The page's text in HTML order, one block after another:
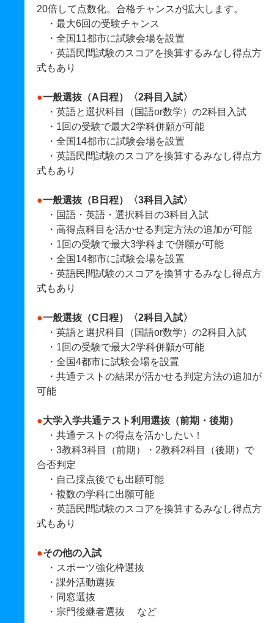
20倍して点数化。合格チャンスが拡大します。
・最大6回の受験チャンス
・全国11都市に試験会場を設置
・英語民間試験のスコアを換算するみなし得点方
式もあり
●一般選抜（A日程）〈2科目入試〉
・英語と選択科目（国語or数学）の2科目入試
・1回の受験で最大2学科併願が可能
・全国14都市に試験会場を設置
・英語民間試験のスコアを換算するみなし得点方
式もあり
●一般選抜（B日程）〈3科目入試〉
・国語・英語・選択科目の3科目入試
・高得点科目を活かせる判定方法の追加が可能
・1回の受験で最大3学科まで併願が可能
・全国14都市に試験会場を設置
・英語民間試験のスコアを換算するみなし得点方
式もあり
●一般選抜（C日程）〈2科目入試〉
・英語と選択科目（国語or数学）の2科目入試
・1回の受験で最大2学科併願が可能
・全国4都市に試験会場を設置
・共通テストの結果が活かせる判定方法の追加が
可能
●大学入学共通テスト利用選抜（前期・後期）
・共通テストの得点を活かしたい！
・3教科3科目（前期）・2教科2科目（後期）で
合否判定
・自己採点後でも出願可能
・複数の学科に出願可能
・英語民間試験のスコアを換算するみなし得点方
式もあり
●その他の入試
・スポーツ強化枠選抜
・課外活動選抜
・同窓選抜
・宗門後継者選抜 など